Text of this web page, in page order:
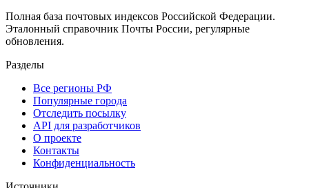
Полная база почтовых индексов Российской Федерации.
Эталонный справочник Почты России, регулярные
обновления.
Разделы
Все регионы РФ
Популярные города
Отследить посылку
API для разработчиков
О проекте
Контакты
Конфиденциальность